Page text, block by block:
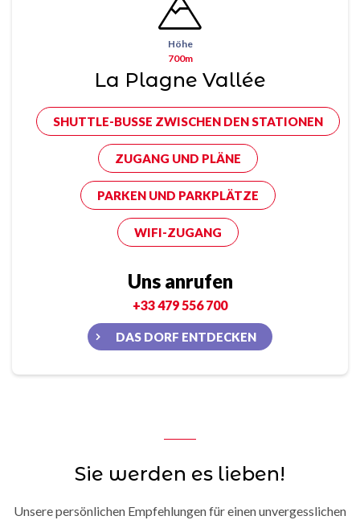
Höhe
700m
La Plagne Vallée
SHUTTLE-BUSSE ZWISCHEN DEN STATIONEN
ZUGANG UND PLÄNE
PARKEN UND PARKPLÄTZE
WIFI-ZUGANG
Uns anrufen
+33 479 556 700
DAS DORF ENTDECKEN
Sie werden es lieben!
Unsere persönlichen Empfehlungen für einen unvergesslichen